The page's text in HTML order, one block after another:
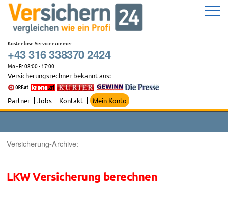
Zum
Inhalt
springen
Kostenlose Servicenummer:
+43 316 338370 2424
Mo - Fr 08:00 - 17:00
Versicherungsrechner bekannt aus:
Partner Jobs Kontakt Mein Konto
Versicherung-Archive:
LKW Versicherung berechnen